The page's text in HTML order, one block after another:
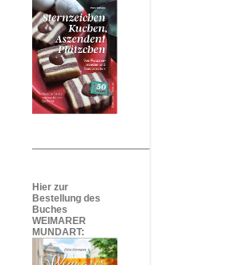
Hier zur
Bestellung des
Buches
WEIMARER
MUNDART: